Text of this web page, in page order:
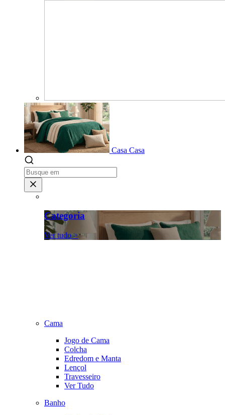
Casa Casa
Categoria
Ver tudo >
Cama
Jogo de Cama
Colcha
Edredom e Manta
Lençol
Travesseiro
Ver Tudo
Banho